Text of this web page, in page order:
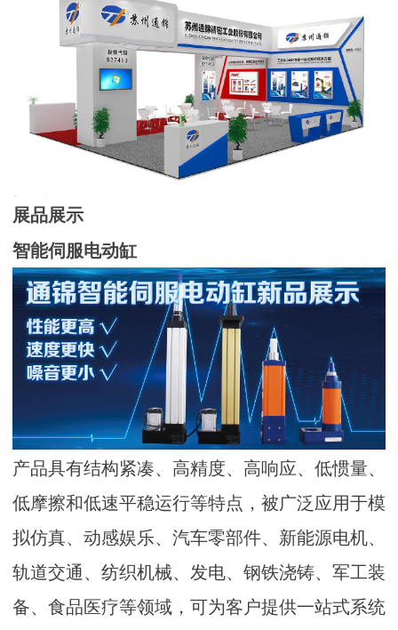
展品展示
智能伺服电动缸
产品具有结构紧凑、高精度、高响应、低惯量、
低摩擦和低速平稳运行等特点，被广泛应用于模
拟仿真、动感娱乐、汽车零部件、新能源电机、
轨道交通、纺织机械、发电、钢铁浇铸、军工装
备、食品医疗等领域，可为客户提供一站式系统